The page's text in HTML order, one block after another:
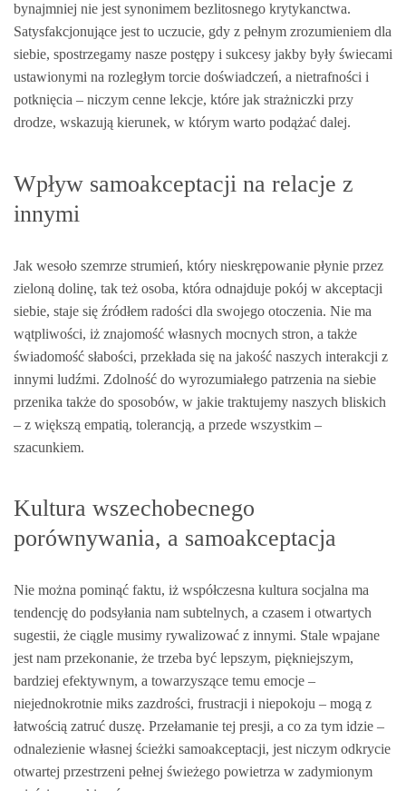
bynajmniej nie jest synonimem bezlitosnego krytykanctwa.
Satysfakcjonujące jest to uczucie, gdy z pełnym zrozumieniem dla
siebie, spostrzegamy nasze postępy i sukcesy jakby były świecami
ustawionymi na rozległym torcie doświadczeń, a nietrafności i
potknięcia – niczym cenne lekcje, które jak strażniczki przy
drodze, wskazują kierunek, w którym warto podążać dalej.
Wpływ samoakceptacji na relacje z
innymi
Jak wesoło szemrze strumień, który nieskrępowanie płynie przez
zieloną dolinę, tak też osoba, która odnajduje pokój w akceptacji
siebie, staje się źródłem radości dla swojego otoczenia. Nie ma
wątpliwości, iż znajomość własnych mocnych stron, a także
świadomość słabości, przekłada się na jakość naszych interakcji z
innymi ludźmi. Zdolność do wyrozumiałego patrzenia na siebie
przenika także do sposobów, w jakie traktujemy naszych bliskich
– z większą empatią, tolerancją, a przede wszystkim –
szacunkiem.
Kultura wszechobecnego
porównywania, a samoakceptacja
Nie można pominąć faktu, iż współczesna kultura socjalna ma
tendencję do podsyłania nam subtelnych, a czasem i otwartych
sugestii, że ciągle musimy rywalizować z innymi. Stale wpajane
jest nam przekonanie, że trzeba być lepszym, piękniejszym,
bardziej efektywnym, a towarzyszące temu emocje –
niejednokrotnie miks zazdrości, frustracji i niepokoju – mogą z
łatwością zatruć duszę. Przełamanie tej presji, a co za tym idzie –
odnalezienie własnej ścieżki samoakceptacji, jest niczym odkrycie
otwartej przestrzeni pełnej świeżego powietrza w zadymionym